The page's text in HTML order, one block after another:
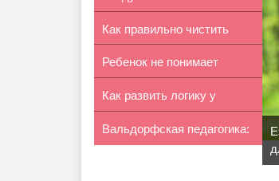
руками
Как правильно чистить
зубы с бр...
Ребенок не понимает
математику:...
Как развить логику у
ребенка
Вальдорфская педагогика: